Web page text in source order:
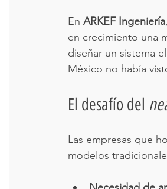
En ARKEF Ingeniería
en crecimiento una
diseñar un sistema
México no había
El desafío del
Las empresas que
modelos